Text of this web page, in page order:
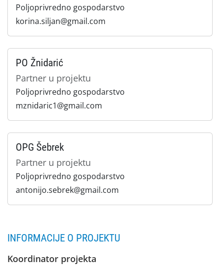
Poljoprivredno gospodarstvo
korina.siljan@gmail.com
PO Žnidarić
Partner u projektu
Poljoprivredno gospodarstvo
mznidaric1@gmail.com
OPG Šebrek
Partner u projektu
Poljoprivredno gospodarstvo
antonijo.sebrek@gmail.com
INFORMACIJE O PROJEKTU
Koordinator projekta